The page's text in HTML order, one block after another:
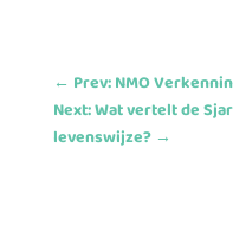
← Prev: NMO
Next: Wat vertelt de
levenswijze?→